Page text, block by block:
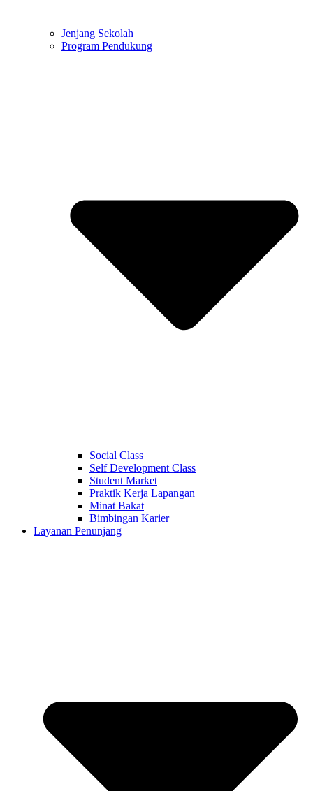
Jenjang Sekolah
Program Pendukung
Social Class
Self Development Class
Student Market
Praktik Kerja Lapangan
Minat Bakat
Bimbingan Karier
Layanan Penunjang